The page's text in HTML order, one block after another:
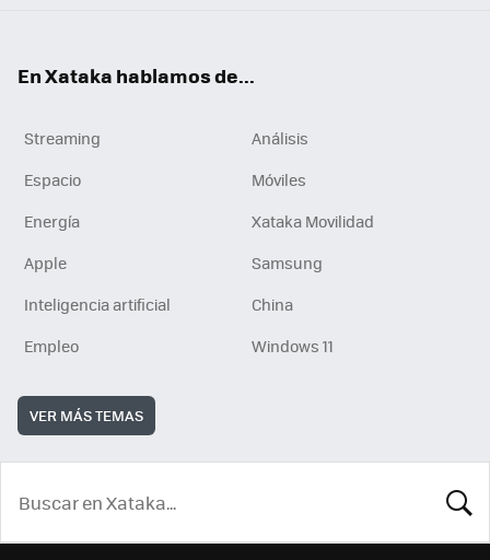
En Xataka hablamos de...
Streaming
Análisis
Espacio
Móviles
Energía
Xataka Movilidad
Apple
Samsung
Inteligencia artificial
China
Empleo
Windows 11
VER MÁS TEMAS